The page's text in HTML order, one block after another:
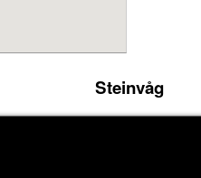
Steinvåg